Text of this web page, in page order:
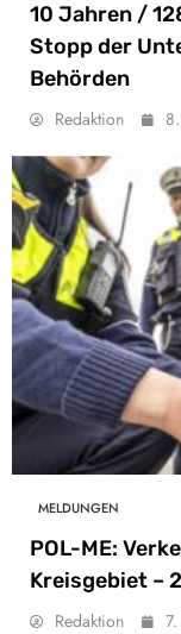
10 Jahren /
Stopp der
Behörden
Redaktion
MELDUNGEN
POL-ME:
Kreisgebiet –
Redaktion